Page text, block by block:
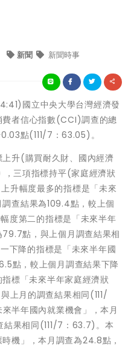
新聞 新聞時事
國立中央大學台灣經濟發
費者信心指數(CCI)調查的總
點(111/7：63.05)。
升(購買耐久財、國內經濟
三項指標持平(家庭經濟狀
升幅度最多的指標是「未來
查結果為109.4點，較上個
度第二的指標是「未來半年
點，與上個月調查結果相
下降的指標是「未來半年國
點，較上個月調查結果下降
標「未來半年家庭經濟狀
上月的調查結果相同(111/
半年國內就業機會」，本月
果相同(111/7：63.7)。本
機」，本月調查為24.8點，